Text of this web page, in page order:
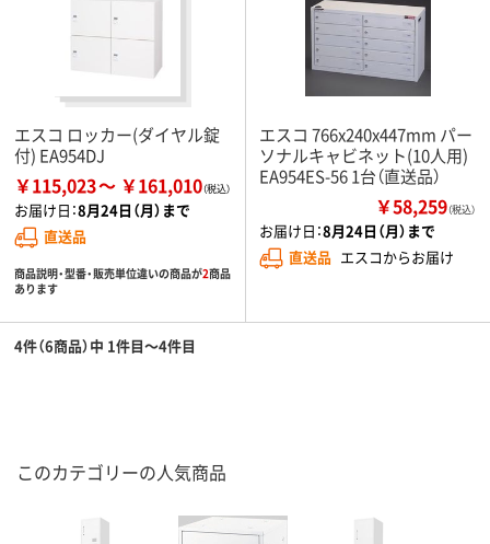
エスコ ロッカー(ダイヤル錠
付) EA954DJ
￥115,023 ￥161,010
お届け日：8月24日（月）まで
直送品
商品説明・型番・販売単位違いの商品が2商品
あります
エスコ 766x240x447mm パー
ソナルキャビネット(10人用)
EA954ES-56 1台（直送品）
￥58,259（税込）
お届け日：8月24日（月）まで
直送品 エスコからお届け
4件（6商品）中 1件目～4件目
このカテゴリーの人気商品